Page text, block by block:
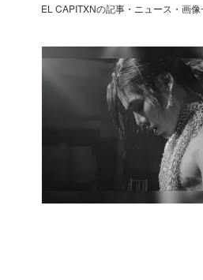
EL CAPITXNの記事・ニュース・画